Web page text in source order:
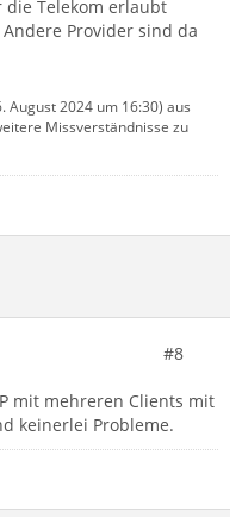
Telekom erlaubt
Provider sind da
August 2024 um 16:30) aus
Missverständnisse zu
#8
mit mehreren Clients mit
keinerlei Probleme.